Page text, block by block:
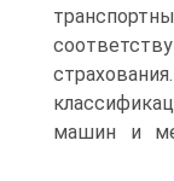
машин и